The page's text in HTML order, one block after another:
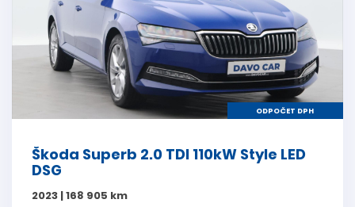
ODPOČET DPH
Škoda Superb 2.0 TDI 110kW Style LED
DSG
2023 | 168 905 km